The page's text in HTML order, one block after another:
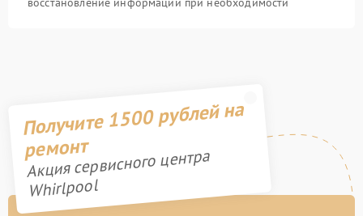
Получите 1500 рублей на
ремонт
Акция сервисного центра
Whirlpool